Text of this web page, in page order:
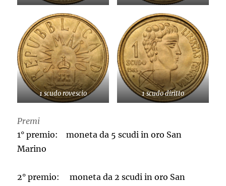
1 scudo rovescio 1 scudo diritto
Premi
1° premio: moneta da 5 scudi in oro San
Marino
2° premio: moneta da 2 scudi in oro San